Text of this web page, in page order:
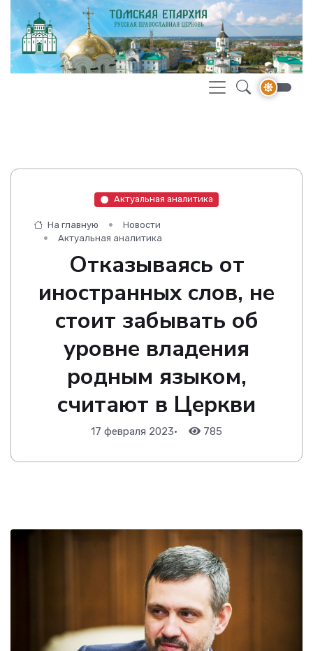
Актуальная аналитика
На главную
Новости
Актуальная аналитика
Отказываясь от
иностранных слов, не
стоит забывать об
уровне владения
родным языком,
считают в Церкви
17 февраля 2023• 785